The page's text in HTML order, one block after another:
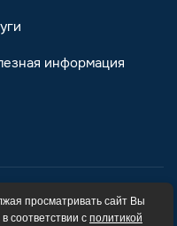
информация
просматривать сайт Вы
соответствии с политикой